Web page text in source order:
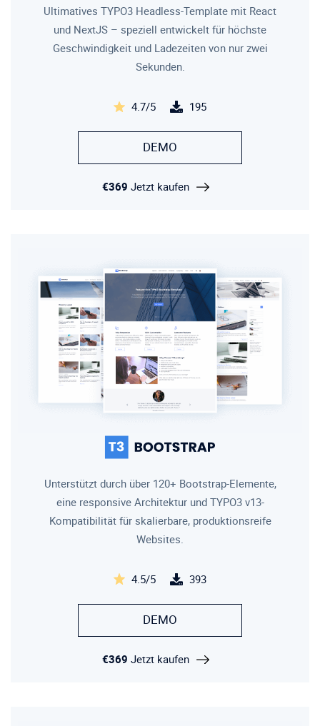
Ultimatives TYPO3 Headless-Template mit React
und NextJS – speziell entwickelt für höchste
Geschwindigkeit und Ladezeiten von nur zwei
Sekunden.
4.7/5 195
DEMO
€369 Jetzt kaufen
Unterstützt durch über 120+ Bootstrap-Elemente,
eine responsive Architektur und TYPO3 v13-
Kompatibilität für skalierbare, produktionsreife
Websites.
4.5/5 393
DEMO
€369 Jetzt kaufen